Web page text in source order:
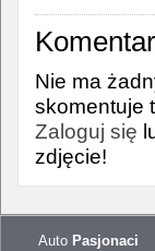
Nie ma
skomentuje
Zaloguj się
zdjęcie!
Auto Pasjonaci